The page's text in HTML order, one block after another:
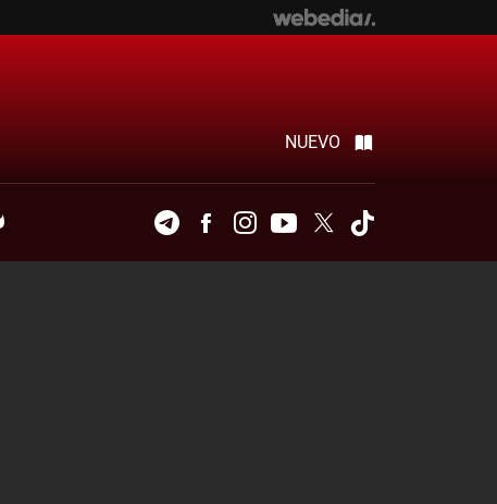
NUEVO
TelegramFacebookInstagramYoutubeTwitter